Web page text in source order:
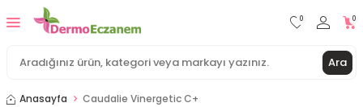
Ara
0 0
Anasayfa Caudalie Vinergetic C+